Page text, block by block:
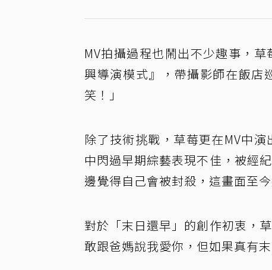
MV拍攝過程也鬧出不少趣事，
興導演模式』，帶攝影師在飯店
笑！」
除了技術挑戰，草莓更在MV中
中閃過早期綜藝表現不佳，被經
邊覺得自己會被封殺，這畫面至今
對於「末日還早」的創作初衷，
敢跟爸媽說我愛你，但如果真有